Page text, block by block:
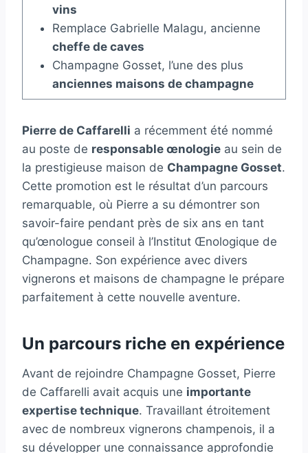
vins
Remplace Gabrielle Malagu, ancienne
cheffe de caves
Champagne Gosset, l’une des plus
anciennes maisons de champagne
Pierre de Caffarelli a récemment été nommé
au poste de responsable œnologie au sein de
la prestigieuse maison de Champagne Gosset.
Cette promotion est le résultat d’un parcours
remarquable, où Pierre a su démontrer son
savoir-faire pendant près de six ans en tant
qu’œnologue conseil à l’Institut Œnologique de
Champagne. Son expérience avec divers
vignerons et maisons de champagne le prépare
parfaitement à cette nouvelle aventure.
Un parcours riche en expérience
Avant de rejoindre Champagne Gosset, Pierre
de Caffarelli avait acquis une importante
expertise technique. Travaillant étroitement
avec de nombreux vignerons champenois, il a
su développer une connaissance approfondie